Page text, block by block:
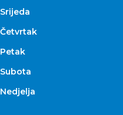
Srijeda
Četvrtak
Petak
Subota
Nedjelja